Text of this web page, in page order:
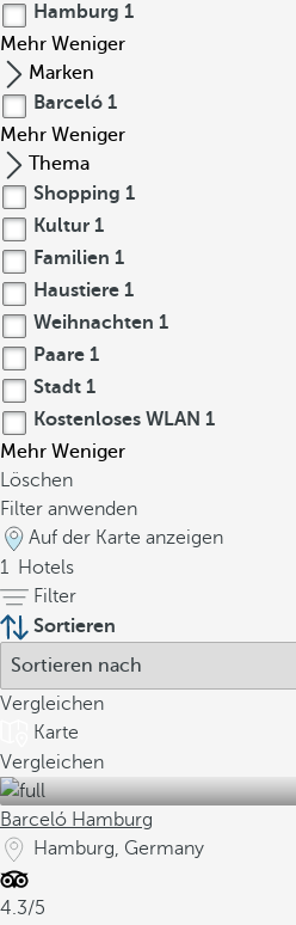
Hamburg 1
Mehr Weniger
Marken
Barceló 1
Mehr Weniger
Thema
Shopping 1
Kultur 1
Familien 1
Haustiere 1
Weihnachten 1
Paare 1
Stadt 1
Kostenloses WLAN 1
Mehr Weniger
Löschen
Filter anwenden
Auf der Karte anzeigen
1 Hotels
Filter
Sortieren
Vergleichen
Karte
Vergleichen
Barceló Hamburg
Hamburg, Germany
4.3/5